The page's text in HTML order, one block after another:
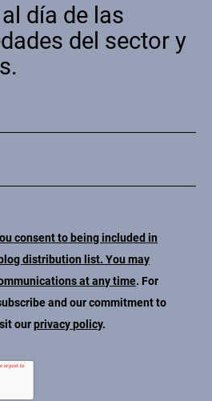
día de las
del sector y
consent to being included in
distribution list. You may
at any time. For
and our commitment to
ourprivacy policy.